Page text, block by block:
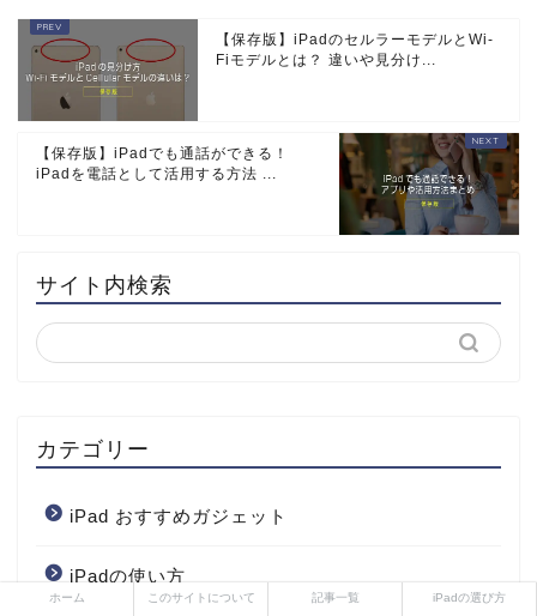
【保存版】iPadのセルラーモデルとWi-
Fiモデルとは？ 違いや見分け...
【保存版】iPadでも通話ができる！
iPadを電話として活用する方法 ...
サイト内検索
カテゴリー
iPad おすすめガジェット
iPadの使い方
ホーム このサイトについて 記事一覧 iPadの選び方